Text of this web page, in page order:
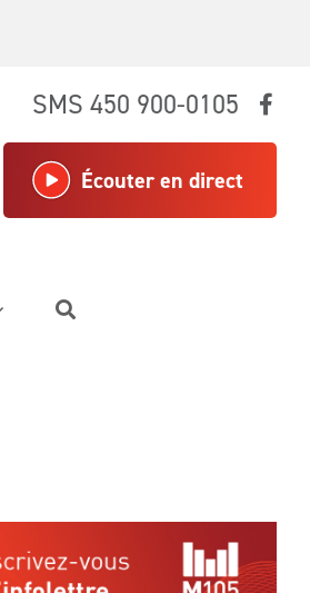
SMS 450 900-0105
Écouter en direct